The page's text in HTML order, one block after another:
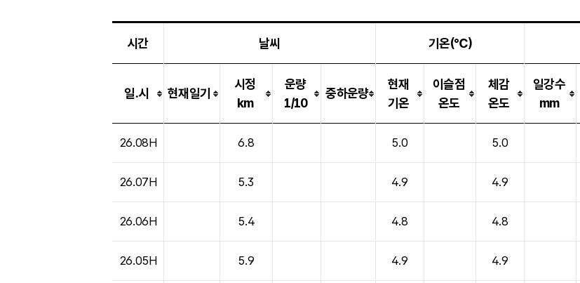
시간 날씨 기온(℃)
일.시 현재일기
시정
km
운량
1/10
중하운량
현재
기온
이슬점
온도
체감
온도
일강수
mm
26.08H 6.8 5.0 5.0
26.07H 5.3 4.9 4.9
26.06H 5.4 4.8 4.8
26.05H 5.9 4.9 4.9